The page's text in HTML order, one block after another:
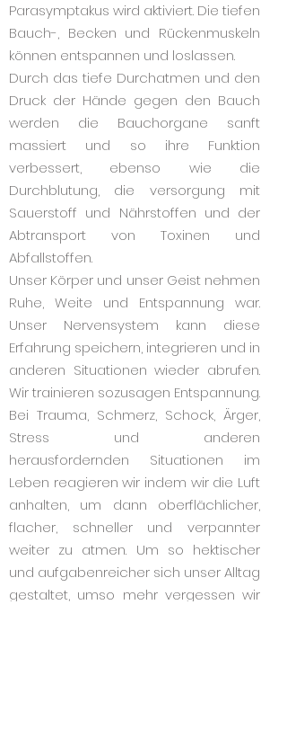
Parasymptakus wird aktiviert. Die tiefen
Bauch-, Becken und Rückenmuskeln
können entspannen und loslassen.
Durch das tiefe Durchatmen und den
Druck der Hände gegen den Bauch
werden die Bauchorgane sanft
massiert und so ihre Funktion
verbessert, ebenso wie die
Durchblutung, die versorgung mit
Sauerstoff und Nährstoffen und der
Abtransport von Toxinen und
Abfallstoffen.
Unser Körper und unser Geist nehmen
Ruhe, Weite und Entspannung war.
Unser Nervensystem kann diese
Erfahrung speichern, integrieren und in
anderen Situationen wieder abrufen.
Wir trainieren sozusagen Entspannung.
Bei Trauma, Schmerz, Schock, Ärger,
Stress und anderen
herausfordernden Situationen im
Leben reagieren wir indem wir die Luft
anhalten, um dann oberflächlicher,
flacher, schneller und verpannter
weiter zu atmen. Um so hektischer
und aufgabenreicher sich unser Alltag
gestaltet, umso mehr vergessen wir